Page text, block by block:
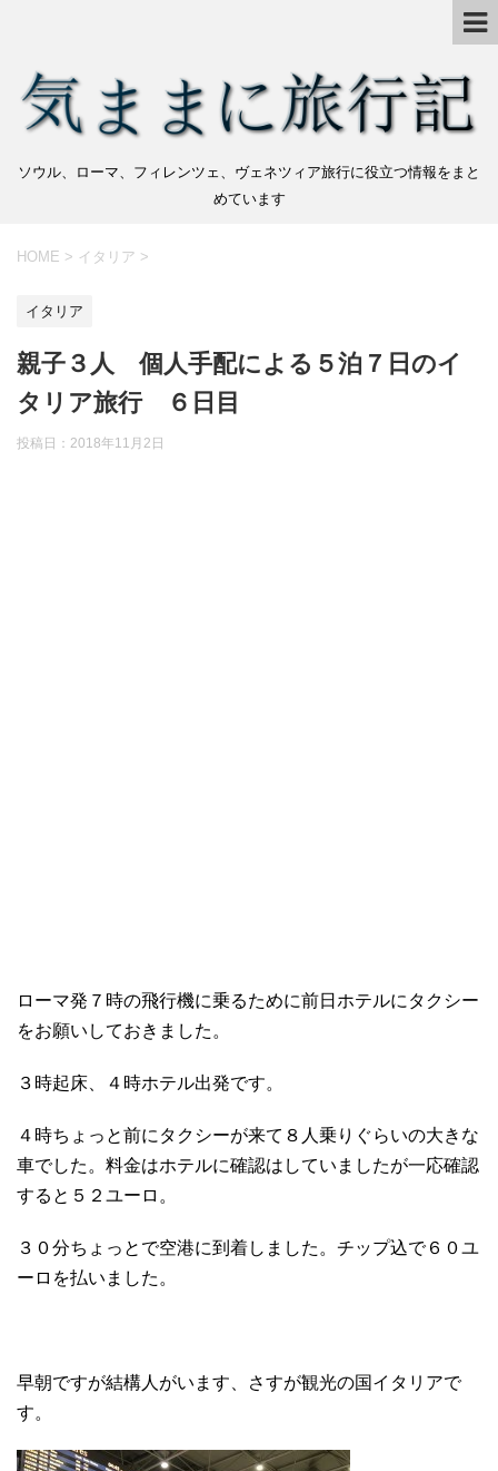
ソウル、ローマ、フィレンツェ、ヴェネツィア旅行に役立つ情報をまと
めています
HOME > イタリア >
イタリア
親子３人 個人手配による５泊７日のイ
タリア旅行 ６日目
投稿日： 2018年11月2日
ローマ発７時の飛行機に乗るために前日ホテルにタクシー
をお願いしておきました。
３時起床、４時ホテル出発です。
４時ちょっと前にタクシーが来て８人乗りぐらいの大きな
車でした。料金はホテルに確認はしていましたが一応確認
すると５２ユーロ。
３０分ちょっとで空港に到着しました。チップ込で６０ユ
ーロを払いました。
早朝ですが結構人がいます、さすが観光の国イタリアで
す。